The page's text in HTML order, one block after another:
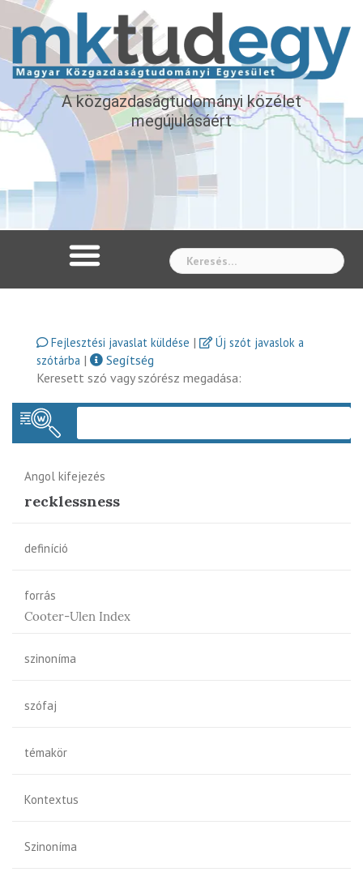
A közgazdaságtudományi közélet
megújulásáért
Fejlesztési javaslat küldése |
Új szót javaslok a
szótárba |
Segítség
Keresett szó vagy szórész megadása:
Angol kifejezés
recklessness
definíció
forrás
Cooter-Ulen Index
szinoníma
szófaj
témakör
Kontextus
Szinoníma